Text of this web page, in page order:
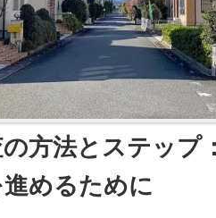
方法とステップ
めるために